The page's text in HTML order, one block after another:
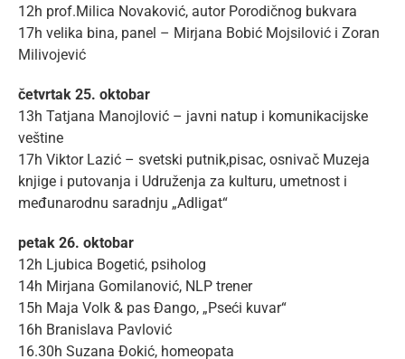
12h prof.Milica Novaković, autor Porodičnog bukvara
17h velika bina, panel – Mirjana Bobić Mojsilović i Zoran
Milivojević
četvrtak 25. oktobar
13h Tatjana Manojlović – javni natup i komunikacijske
veštine
17h Viktor Lazić – svetski putnik,pisac, osnivač Muzeja
knjige i putovanja i Udruženja za kulturu, umetnost i
međunarodnu saradnju „Adligat“
petak 26. oktobar
12h Ljubica Bogetić, psiholog
14h Mirjana Gomilanović, NLP trener
15h Maja Volk & pas Đango, „Pseći kuvar“
16h Branislava Pavlović
16.30h Suzana Đokić, homeopata